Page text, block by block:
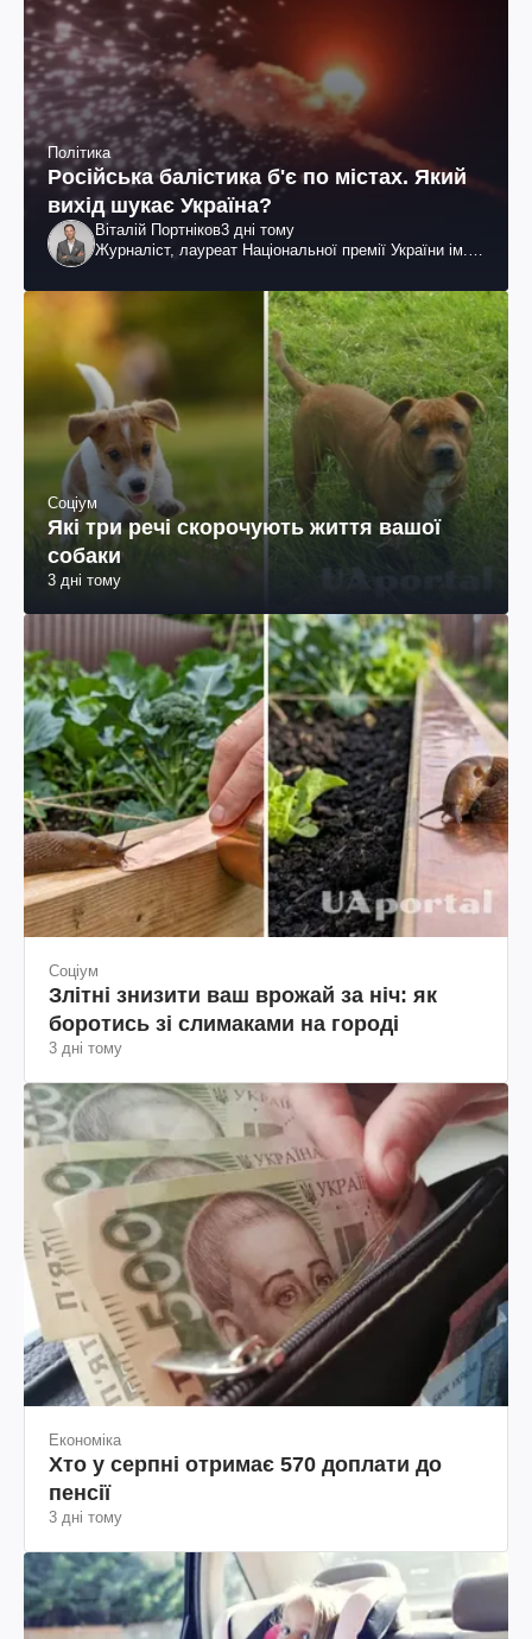
Політика
Російська балістика б'є по містах. Який
вихід шукає Україна?
Віталій Портніков3 дні тому
Журналіст, лауреат Національної премії України ім.
Соціум
Які три речі скорочують життя вашої
собаки
3 дні тому
Соціум
Злітні знизити ваш врожай за ніч: як
боротись зі слимаками на городі
3 дні тому
Економіка
Хто у серпні отримає 570 доплати до
пенсії
3 дні тому